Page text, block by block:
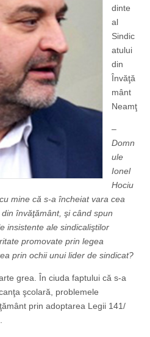
dinte
al
Sindic
atului
din
Învăţă
mânt
Neamţ
–
Domn
ule
Ionel
Hociu
mine că s-a încheiat vara cea
învăţământ, şi când spun
insistente ale sindicaliştilor
promovate prin legea
prin ochii unui lider de sindicat?
grea. În ciuda faptului că s-a
şcolară, problemele
prin adoptarea Legii 141/